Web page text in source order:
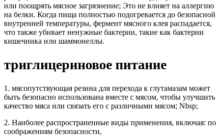
или поощрять мясное загрязнение; Это не влияет на аллергию
на белки. Когда пища полностью подогревается до безопасной
внутренней температуры, фермент мясного клея распадается,
что также убивает ненужные бактерии, такие как бактерии
кишечника или шаммонеллы.
триглицериновое питание
1. мясопутствующая резина для перехода к глутамазам может
быть безопасно использована вместе с мясом, чтобы улучшить
качество мяса или связать его с различными мясом; Nbsp;
2. Наиболее распространенные виды применения, включая: по
соображениям безопасности,